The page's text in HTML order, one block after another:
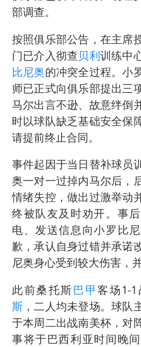
我国外贸
美股存储
欧阳娜娜窦
部调查。
按照俱乐部公告，在主席
门已介入彻查贝利训练中
比尼奥的冲突全过程。小
师已正式向俱乐部提出三
马尔出言不逊、故意绊倒
时以球队缺乏基础安全保
请提前终止合同。
事件起因于当日替补球员
奥一对一过掉内马尔后，
情绪失控，做出过激举动
终被队友及时劝开。事
电、发送信息向小罗比
歉，承认自身过错并承诺
尼奥身心受到较大伤害，
此前桑托斯巴甲客场1-
斯 ，二人均未登场。球队
于本周二出战南美杯，对
事将于巴西利亚时间晚